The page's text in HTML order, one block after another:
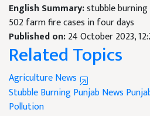
English Summary:stubble
502 farm fire cases in four days
Published on:24 October 2023,
Related Topics
Agriculture News
Stubble BurningPunjab News
Pollution